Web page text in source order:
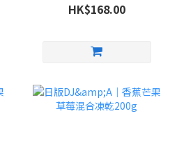
HK$168.00